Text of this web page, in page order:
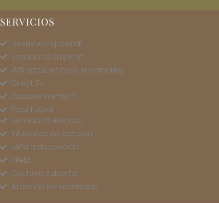
SERVICIOS
Desayuno opcional
Servicio de limpieza
Wifi gratis en todo el complejo
Direct Tv
Canales Premium
Pack Futbol
Servicio de Blancos
Infusiones de cortesía
Leña a disposición
Pileta
Cochera cubierta
Atención personalizada